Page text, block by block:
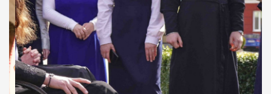
ДУХОВНО СИЛЬНІ!
ВПБА — спільнота, де
формується
покликання